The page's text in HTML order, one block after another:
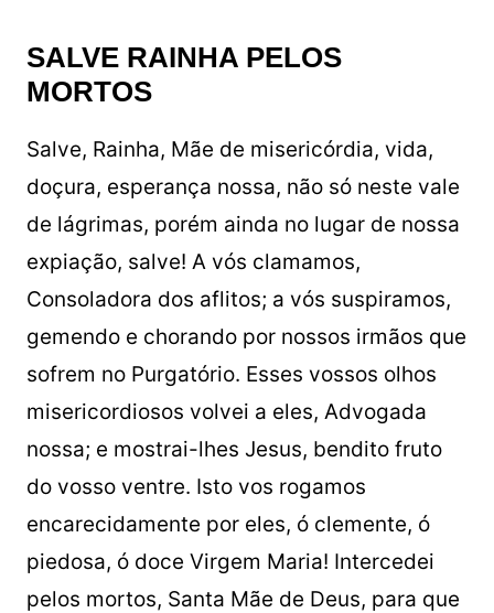
SALVE RAINHA PELOS
MORTOS
Salve, Rainha, Mãe de misericórdia, vida,
doçura, esperança nossa, não só neste vale
de lágrimas, porém ainda no lugar de nossa
expiação, salve! A vós clamamos,
Consoladora dos aflitos; a vós suspiramos,
gemendo e chorando por nossos irmãos que
sofrem no Purgatório. Esses vossos olhos
misericordiosos volvei a eles, Advogada
nossa; e mostrai-lhes Jesus, bendito fruto
do vosso ventre. Isto vos rogamos
encarecidamente por eles, ó clemente, ó
piedosa, ó doce Virgem Maria! Intercedei
pelos mortos, Santa Mãe de Deus, para que